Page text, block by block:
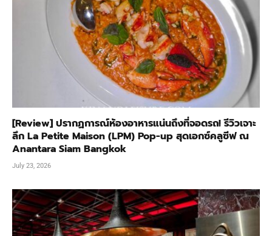
[Review] ปรากฏการณ์ห้องอาหารแน่นถึงที่จอดรถ! รีวิวเจาะ
ลึก La Petite Maison (LPM) Pop-up สุดเอกซ์คลูซีฟ ณ
Anantara Siam Bangkok
July 23, 2026